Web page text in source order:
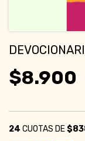
$8.900
24 CUOTAS DE